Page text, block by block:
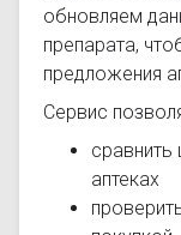
обновляем
препарата,
предложения
Сервис
сравнить
аптеках